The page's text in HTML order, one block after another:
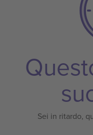
Sei in ritardo,